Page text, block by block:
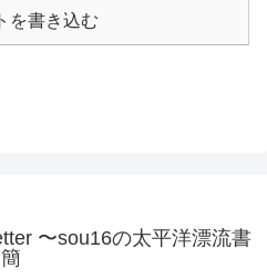
を書き込む
〜sou16の太平洋漂流書
簡